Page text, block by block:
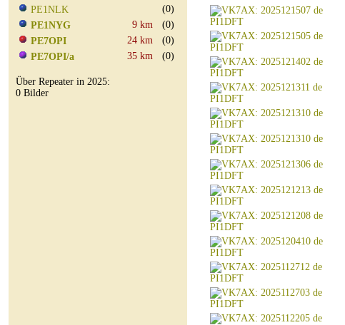
PE1NLK
(0)
PE1NYG
9 km
(0)
PE7OPI
24 km
(0)
PE7OPI/a
35 km (0)
Über Repeater in 2025:
0 Bilder